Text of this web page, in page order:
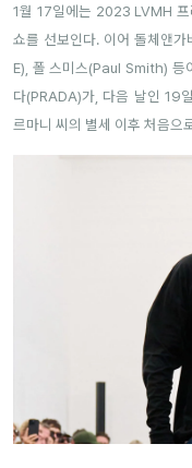
1월 17일에는 2023 LVMH
쇼를 선보인다. 이어 돌체앤
E), 폴 스미스(Paul Smith) 등
다(PRADA)가, 다음 날인 19
르마니 씨의 별세 이후 처음으